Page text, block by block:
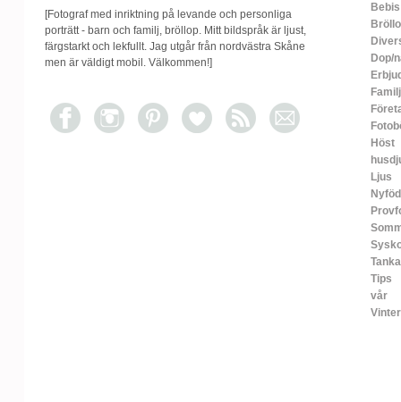
[Fotograf med inriktning på levande och personliga
porträtt - barn och familj, bröllop. Mitt bildspråk är ljust,
färgstarkt och lekfullt. Jag utgår från nordvästra Skåne
men är väldigt mobil. Välkommen!]
Bebis
Dop/
Familj
Höst
Ljus
Tips
vår
Vinter